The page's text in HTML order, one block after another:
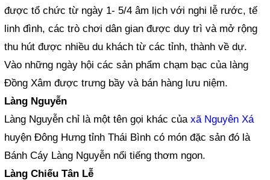
được tổ chức từ ngày 1- 5/4 âm lịch với nghi lễ rước, tế
linh đình, các trò chơi dân gian được duy trì và mở rộng
thu hút được nhiều du khách từ các tỉnh, thành về dự.
Vào những ngày hội các sản phẩm chạm bạc của làng
Đồng Xâm được trưng bầy và bán hàng lưu niệm.
Làng Nguyễn
Làng Nguyễn chỉ là một tên gọi khác củaxã Nguyên Xá
huyện Đông Hưng tỉnh Thái Bình có món đặc sản đó là
Bánh Cáy Làng Nguyễn nổi tiếng thơm ngon.
Làng Chiếu Tân Lễ